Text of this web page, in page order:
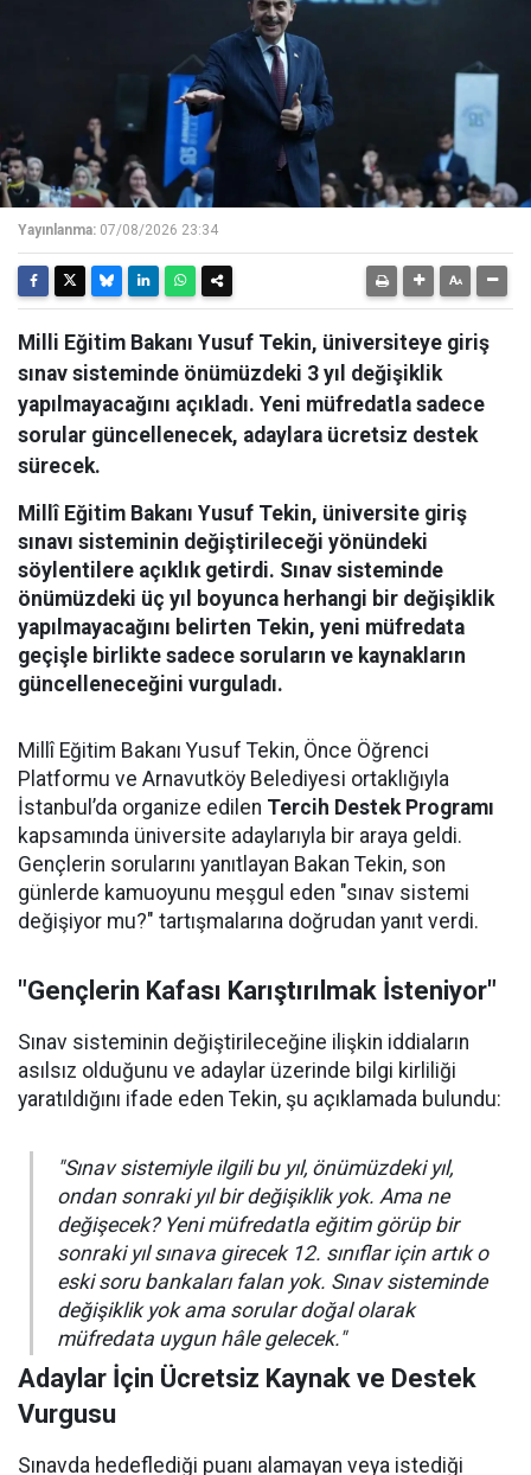
Yayınlanma: 07/08/2026 23:34
Milli Eğitim Bakanı Yusuf Tekin, üniversiteye giriş
sınav sisteminde önümüzdeki 3 yıl değişiklik
yapılmayacağını açıkladı. Yeni müfredatla sadece
sorular güncellenecek, adaylara ücretsiz destek
sürecek.
Millî Eğitim Bakanı Yusuf Tekin, üniversite giriş
sınavı sisteminin değiştirileceği yönündeki
söylentilere açıklık getirdi. Sınav sisteminde
önümüzdeki üç yıl boyunca herhangi bir değişiklik
yapılmayacağını belirten Tekin, yeni müfredata
geçişle birlikte sadece soruların ve kaynakların
güncelleneceğini vurguladı.
Millî Eğitim Bakanı Yusuf Tekin, Önce Öğrenci
Platformu ve Arnavutköy Belediyesi ortaklığıyla
İstanbul’da organize edilen Tercih Destek Programı
kapsamında üniversite adaylarıyla bir araya geldi.
Gençlerin sorularını yanıtlayan Bakan Tekin, son
günlerde kamuoyunu meşgul eden "sınav sistemi
değişiyor mu?" tartışmalarına doğrudan yanıt verdi.
"Gençlerin Kafası Karıştırılmak İsteniyor"
Sınav sisteminin değiştirileceğine ilişkin iddiaların
asılsız olduğunu ve adaylar üzerinde bilgi kirliliği
yaratıldığını ifade eden Tekin, şu açıklamada bulundu:
"Sınav sistemiyle ilgili bu yıl, önümüzdeki yıl,
ondan sonraki yıl bir değişiklik yok. Ama ne
değişecek? Yeni müfredatla eğitim görüp bir
sonraki yıl sınava girecek 12. sınıflar için artık o
eski soru bankaları falan yok. Sınav sisteminde
değişiklik yok ama sorular doğal olarak
müfredata uygun hâle gelecek."
Adaylar İçin Ücretsiz Kaynak ve Destek
Vurgusu
Sınavda hedeflediği puanı alamayan veya istediği